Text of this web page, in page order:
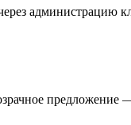
администрацию
предложение